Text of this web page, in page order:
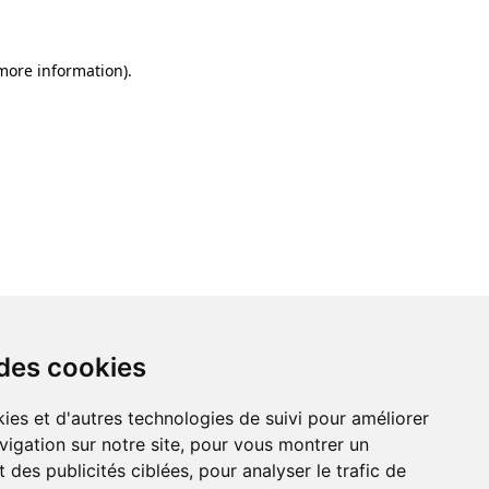
cookies
et d'autres technologies de suivi pour améliorer
sur notre site, pour vous montrer un
des publicités ciblées, pour analyser le trafic de
information).